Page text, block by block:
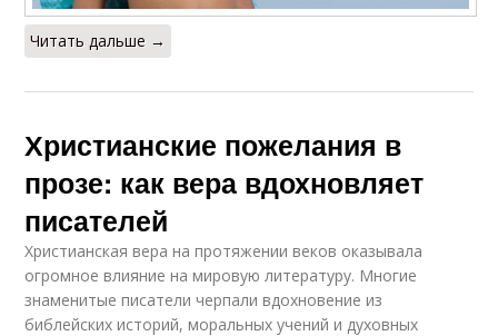
Читать дальше →
Христианские пожелания в
прозе: как вера вдохновляет
писателей
Христианская вера на протяжении веков оказывала
огромное влияние на мировую литературу. Многие
знаменитые писатели черпали вдохновение из
библейских историй, моральных учений и духовных